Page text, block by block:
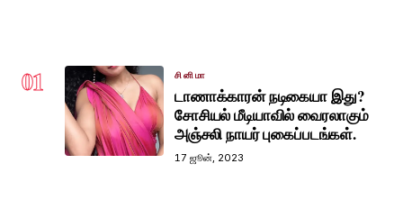
01 சினிமா
டாணாக்காரன் நடிகையா இது?
சோசியல் மீடியாவில் வைரலாகும்
அஞ்சலி நாயர் புகைப்படங்கள்.
17 ஜூன், 2023